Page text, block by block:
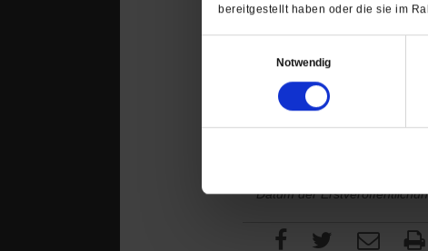
bereitgestellt haben oder die sie im
Notwendig
grundsätzlich
konziliaren Prozess,
EKD-Denkschrift
Datum der